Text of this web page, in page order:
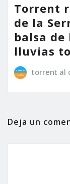
Torrent
de la
balsa
lluvias
torrent al
Deja un